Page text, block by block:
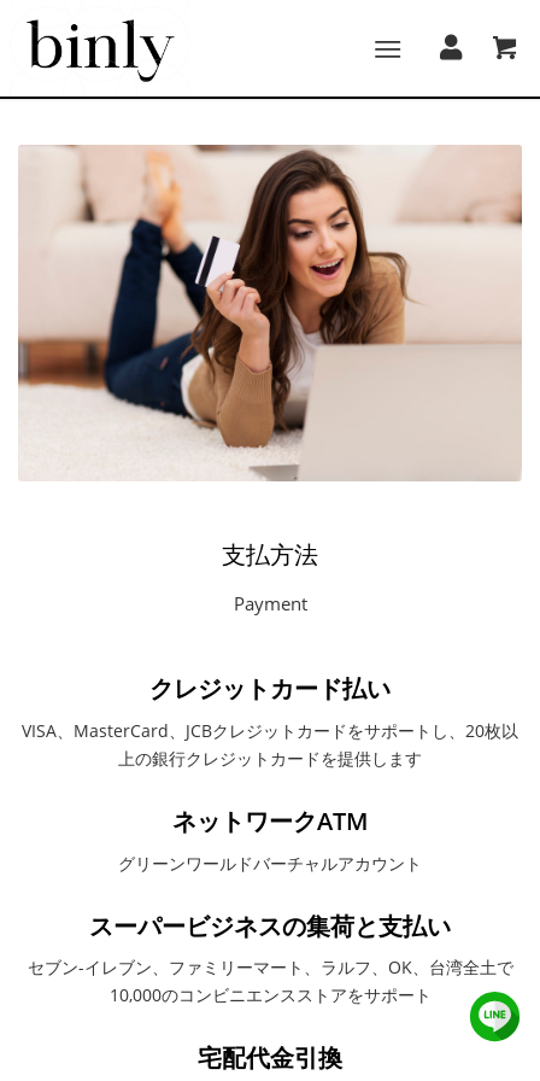
支払方法
Payment
クレジットカード払い
VISA、MasterCard、JCBクレジットカードをサポートし、20枚以
上の銀行クレジットカードを提供します
ネットワークATM
グリーンワールドバーチャルアカウント
スーパービジネスの集荷と支払い
セブン-イレブン、ファミリーマート、ラルフ、OK、台湾全土で
10,000のコンビニエンスストアをサポート
宅配代金引換